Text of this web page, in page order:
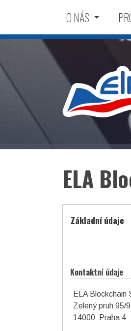
O NÁS
ELA
Základní údaje
Kontaktní údaje
ELA Blockchain
Zelený pruh 95/
14000 Praha 4